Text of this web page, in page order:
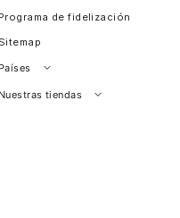
Programa de fidelización
Sitemap
Países
Perú
Nuestras tiendas